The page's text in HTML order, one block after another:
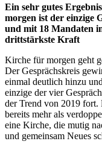
Ein sehr gutes
morgen ist der einzige
und mit 18 Mandaten
drittstärkste Kraft
Kirche für morgen geht
Der Gesprächskreis
einmal deutlich hinzu
einzige der vier
der Trend von 2019 fort.
bereits mehr als
eine Kirche, die mutig
und gemeinsam Neues